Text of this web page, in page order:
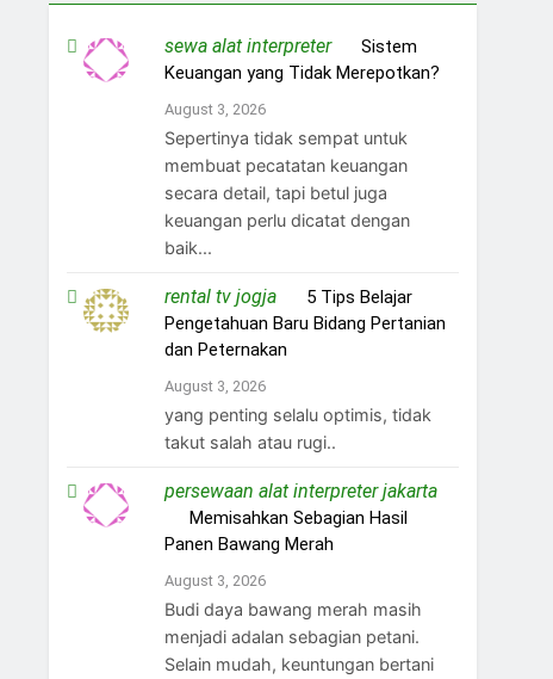
sewa alat interpreteron Sistem
Keuangan yang Tidak Merepotkan?
August 3, 2026
Sepertinya tidak sempat untuk
membuat pecatatan keuangan
secara detail, tapi betul juga
keuangan perlu dicatat dengan
baik...
rental tv jogjaon 5 Tips Belajar
Pengetahuan Baru Bidang Pertanian
dan Peternakan
August 3, 2026
yang penting selalu optimis, tidak
takut salah atau rugi..
persewaan alat interpreter jakarta
Memisahkan Sebagian Hasil
Panen Bawang Merah
August 3, 2026
Budi daya bawang merah masih
menjadi adalan sebagian petani.
Selain mudah, keuntungan bertani